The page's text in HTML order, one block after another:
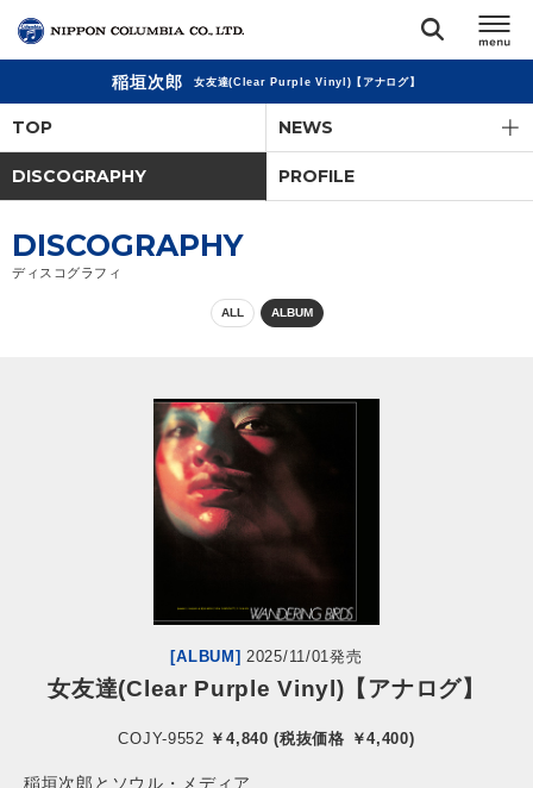
閉じる
アーティスト
稲垣次郎 女友達(Clear Purple Vinyl)【アナログ】
TOP NEWS
DISCOGRAPHY PROFILE
DISCOGRAPHY
ディスコグラフィ
ALL ALBUM
[ALBUM] 2025/11/01発売
女友達(Clear Purple Vinyl)【アナログ】
COJY-9552 ￥4,840 (税抜価格 ￥4,400)
稲垣次郎とソウル・メディア